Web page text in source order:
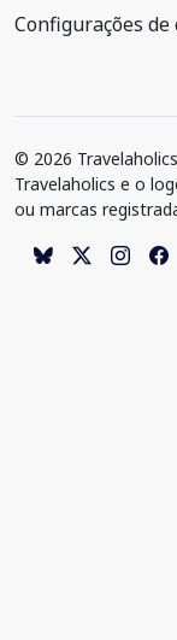
Configurações de
© 2026
Travelaholics e o
ou marcas